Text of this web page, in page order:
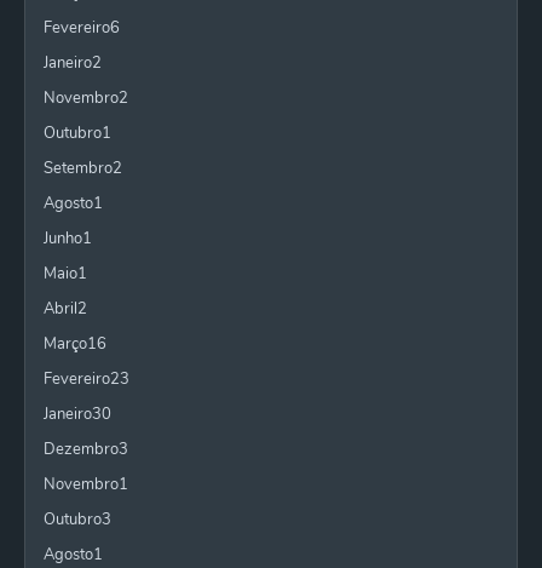
Fevereiro6
Janeiro2
Novembro2
Outubro1
Setembro2
Agosto1
Junho1
Maio1
Abril2
Março16
Fevereiro23
Janeiro30
Dezembro3
Novembro1
Outubro3
Agosto1